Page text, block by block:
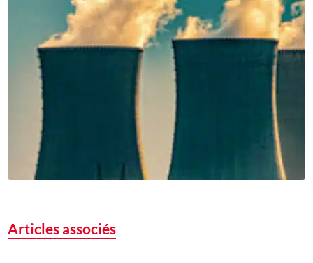
Articles associés